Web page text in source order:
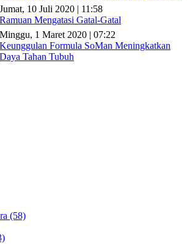
Jumat, 10 Juli 2020 | 11:58
Ramuan Mengatasi Gatal-Gatal
Minggu, 1 Maret 2020 | 07:22
Keunggulan Formula SoMan Meningkatkan
Daya Tahan Tubuh
(58)